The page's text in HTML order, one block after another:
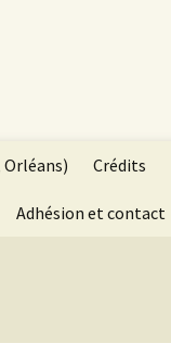
Orléans) Crédits
Adhésion et contact